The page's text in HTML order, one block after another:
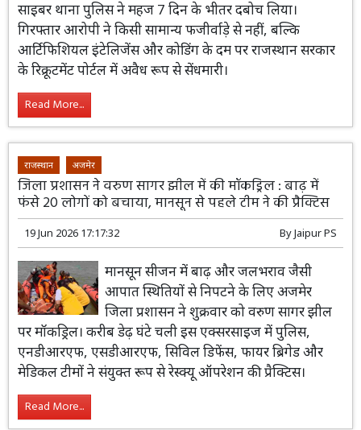
साइबर थाना पुलिस ने महज 7 दिन के भीतर दबोच लिया।
गिरफ्तार आरोपी ने किसी सामान्य फजीर्वाड़े से नहीं, बल्कि
आर्टिफिशियल इंटेलिजेंस और कोडिंग के दम पर राजस्थान सरकार
के रिक्रूटमेंट पोर्टल में अवैध रूप से सेंधमारी।
Read More...
राजस्थान अजमेर
जिला प्रशासन ने वरुण सागर झील में की मॉकड्रिल : बाढ़ में
फंसे 20 लोगों को बचाया, मानसून से पहले टीम ने की प्रैक्टिस
19 Jun 2026 17:17:32 ByJaipur PS
मानसून सीजन में बाढ़ और जलभराव जैसी
आपात स्थितियों से निपटने के लिए अजमेर
जिला प्रशासन ने शुक्रवार को वरुण सागर झील
पर मॉकड्रिल। करीब डेढ़ घंटे चली इस एक्सरसाइज में पुलिस,
एनडीआरएफ, एसडीआरएफ, सिविल डिफेंस, फायर ब्रिगेड और
मेडिकल टीमों ने संयुक्त रूप से रेस्क्यू ऑपरेशन की प्रैक्टिस।
Read More...